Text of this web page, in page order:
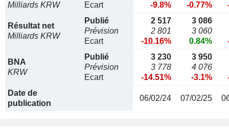
Milliards KRW
Ecart
-9.8%
-0.77%
Résultat net
Milliards KRW
Publié
Prévision
Ecart
2 517
2 801
-10.16%
3 086
3 060
0.84%
BNA
KRW
Publié
Prévision
Ecart
3 230
3 778
-14.51%
3 950
4 076
-3.1%
Date de
publication
06/02/24 07/02/25